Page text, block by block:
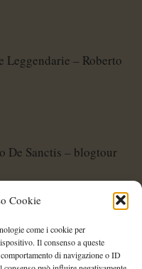
Cookie
come i cookie per
Il consenso a queste
di navigazione o ID
Leggendarie – Roberto
De Sanctis – blogtour
Leggendarie